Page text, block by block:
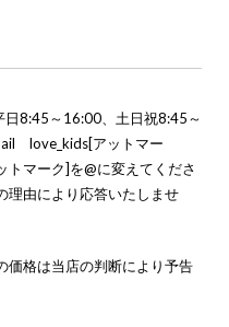
8:45～16:00、土日祝8:45～
love_kids[アットマー
マーク]を@に変えてくださ
由により応答いたしませ
価格は当店の判断により予告